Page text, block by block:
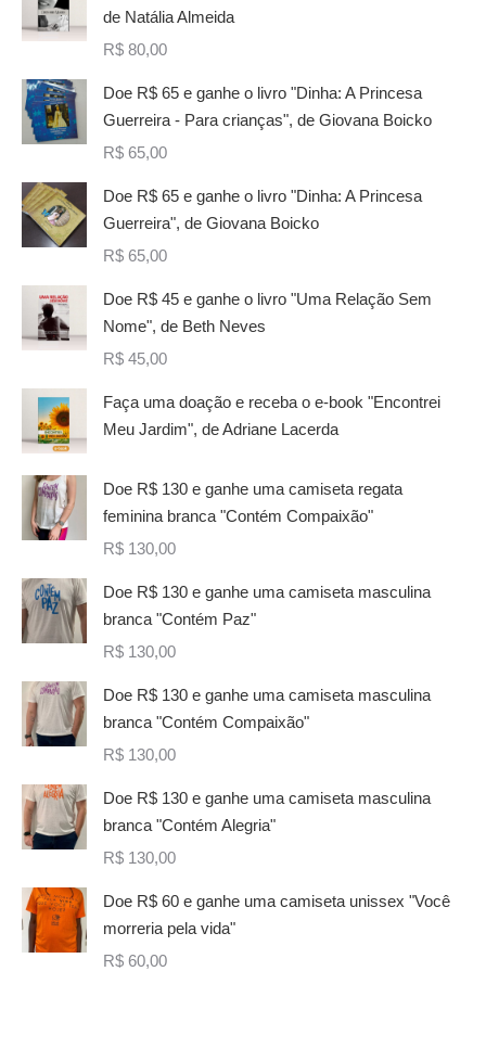
de Natália Almeida
R$ 80,00
Doe R$ 65 e ganhe o livro "Dinha: A Princesa
Guerreira - Para crianças", de Giovana Boicko
R$ 65,00
Doe R$ 65 e ganhe o livro "Dinha: A Princesa
Guerreira", de Giovana Boicko
R$ 65,00
Doe R$ 45 e ganhe o livro "Uma Relação Sem
Nome", de Beth Neves
R$ 45,00
Faça uma doação e receba o e-book "Encontrei
Meu Jardim", de Adriane Lacerda
Doe R$ 130 e ganhe uma camiseta regata
feminina branca "Contém Compaixão"
R$ 130,00
Doe R$ 130 e ganhe uma camiseta masculina
branca "Contém Paz"
R$ 130,00
Doe R$ 130 e ganhe uma camiseta masculina
branca "Contém Compaixão"
R$ 130,00
Doe R$ 130 e ganhe uma camiseta masculina
branca "Contém Alegria"
R$ 130,00
Doe R$ 60 e ganhe uma camiseta unissex "Você
morreria pela vida"
R$ 60,00